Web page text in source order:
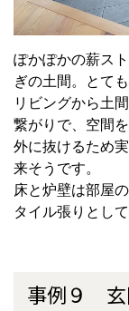
ぽかぽかの薪ス
ぎの土間。とて
リビングから土
繋がりで、空間
外に抜けるため
来そうです。
床と炉壁は部屋
タイル張りとして
事例９ 玄